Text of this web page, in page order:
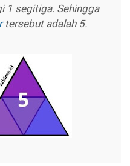
1 segitiga. Sehingga
tersebut adalah 5.